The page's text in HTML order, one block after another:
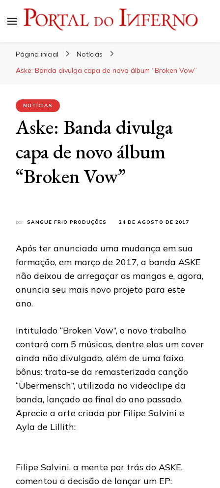
Página inicial
Notícias
Aske: Banda divulga capa de novo álbum “Broken Vow”
NOTÍCIAS
Aske: Banda divulga
capa de novo álbum
“Broken Vow”
por SANGUE FRIO PRODUÇÕES 24 DE AGOSTO DE 2017
Após ter anunciado uma mudança em sua
formação, em março de 2017, a banda ASKE
não deixou de arregaçar as mangas e, agora,
anuncia seu mais novo projeto para este
ano.
Intitulado “Broken Vow”, o novo trabalho
contará com 5 músicas, dentre elas um cover
ainda não divulgado, além de uma faixa
bônus: trata-se da remasterizada canção
“Übermensch”, utilizada no videoclipe da
banda, lançado ao final do ano passado.
Aprecie a arte criada por Filipe Salvini e
Ayla de Lillith:
Filipe Salvini, a mente por trás do ASKE,
comentou a decisão de lançar um EP: